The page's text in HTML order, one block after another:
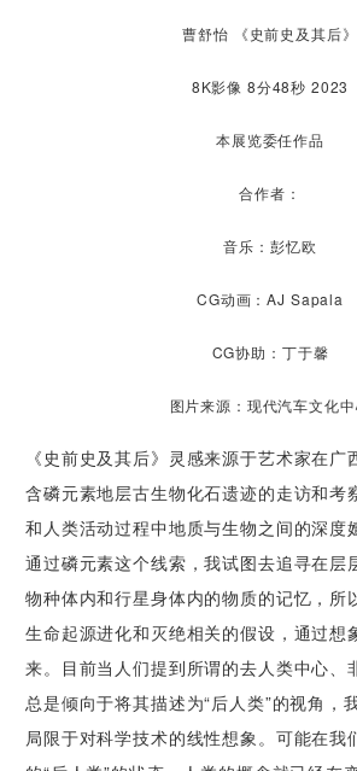
曹舒怡 《史前史及其后》
8K影像 8分48秒 2023
本展览委任作品
合作者：
音乐：彭忆欧
CG动画：AJ Sapala
CG协助：丁于馨
图片来源：现代汽车文化
《史前史及其后》灵感来源于艺术家在广
含磷元素地层古生物化石遗迹的走访和考
和人类活动过程中地质与生物之间的深度
通过磷元素这个线索，我试图去追寻在层
物种体内和行星身体内的物质的记忆，所
生命起源进化和灭绝相关的假设，通过想
来。目前当人们提到所谓的去人类中心、
总是倾向于将其描述为“后人类”的视角，
局限于对科学技术的线性想象。可能在我